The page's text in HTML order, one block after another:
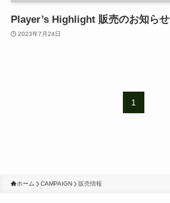
Player’s Highlight 販売のお知らせ
2023年7月24日
1
ホーム CAMPAIGN 販売情報